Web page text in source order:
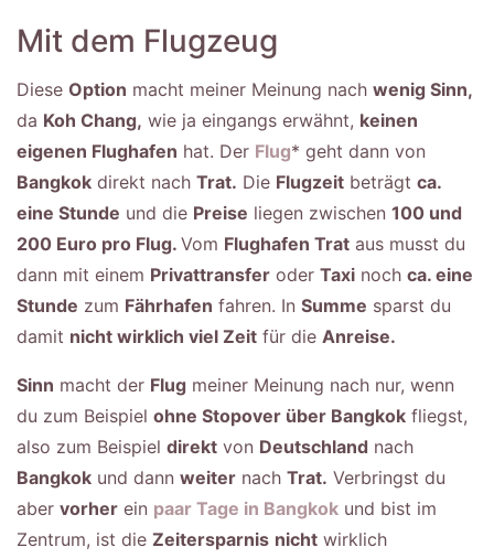
Mit dem Flugzeug
Diese Option macht meiner Meinung nach wenig Sinn,
da Koh Chang, wie ja eingangs erwähnt, keinen
eigenen Flughafen hat. Der Flug* geht dann von
Bangkok direkt nach Trat. Die Flugzeit beträgt ca.
eine Stunde und die Preise liegen zwischen 100 und
200 Euro pro Flug. Vom Flughafen Trat aus musst du
dann mit einem Privattransfer oder Taxi noch ca. eine
Stunde zum Fährhafen fahren. In Summe sparst du
damit nicht wirklich viel Zeit für die Anreise.
Sinn macht der Flug meiner Meinung nach nur, wenn
du zum Beispiel ohne Stopover über Bangkok fliegst,
also zum Beispiel direkt von Deutschland nach
Bangkok und dann weiter nach Trat. Verbringst du
aber vorher ein paar Tage in Bangkok und bist im
Zentrum, ist die Zeitersparnis nicht wirklich